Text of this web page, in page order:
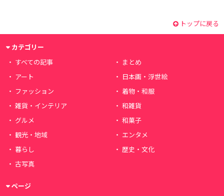
トップに戻る
カテゴリー
すべての記事
まとめ
アート
日本画・浮世絵
ファッション
着物・和服
雑貨・インテリア
和雑貨
グルメ
和菓子
観光・地域
エンタメ
暮らし
歴史・文化
古写真
ページ